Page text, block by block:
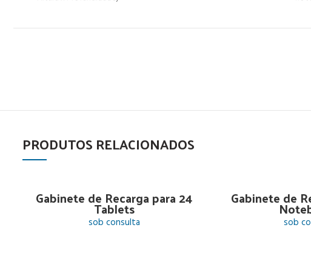
PRODUTOS RELACIONADOS
Gabinete de Recarga para 24
Tablets
sob consulta
Gabinete de
sob